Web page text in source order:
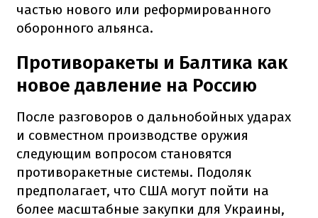
частью нового или реформированного
оборонного альянса.
Противоракеты и Балтика как
новое давление на Россию
После разговоров о дальнобойных ударах
и совместном производстве оружия
следующим вопросом становятся
противоракетные системы. Подоляк
предполагает, что США могут пойти на
более масштабные закупки для Украины,